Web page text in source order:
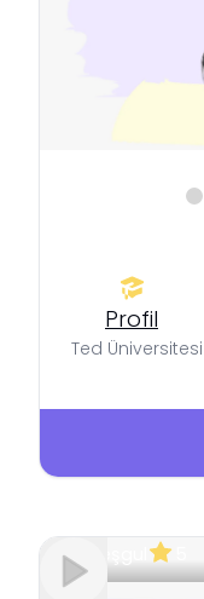
Profil
Ted Üniversitesi